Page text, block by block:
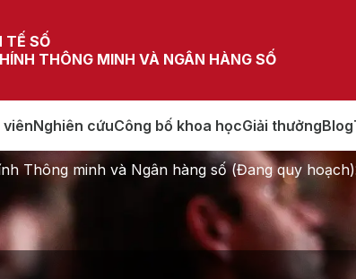
TẾ SỐ
THÔNG MINH VÀ NGÂN HÀNG SỐ
viênNghiên cứuCông bố khoa họcGiải thưởngBlog
Thông minh và Ngân hàng số (Đang quy hoạch)